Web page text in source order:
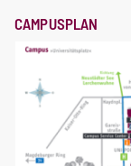
CAMPUSPLAN